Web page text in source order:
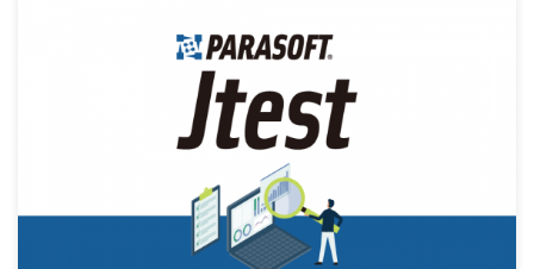
Java 開発現場では、軽量さや Java 開発関連の拡張機能の充実によるカスタマイズ性